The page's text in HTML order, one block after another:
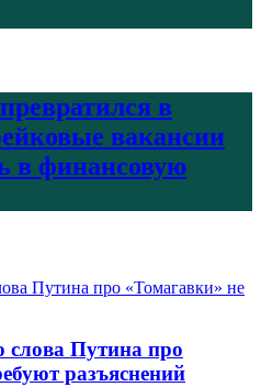
в
вакансии
в финансовую
слова Путина про
разъяснений